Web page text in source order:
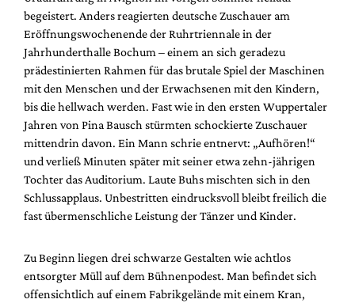
Shop / Abo
Newsletter
Redaktion
Autor:innen
Partner
Mediadaten
Suche
begeistert. Anders reagierten deutsche Zuschauer am
Eröffnungswochenende der Ruhrtriennale in der
Jahrhunderthalle Bochum – einem an sich geradezu
prädestinierten Rahmen für das brutale Spiel der Maschinen
mit den Menschen und der Erwachsenen mit den Kindern,
bis die hellwach werden. Fast wie in den ersten Wuppertaler
Jahren von Pina Bausch stürmten schockierte Zuschauer
mittendrin davon. Ein Mann schrie entnervt: „Aufhören!“
und verließ Minuten später mit seiner etwa zehn-jährigen
Tochter das Auditorium. Laute Buhs mischten sich in den
Schlussapplaus. Unbestritten eindrucksvoll bleibt freilich die
fast übermenschliche Leistung der Tänzer und Kinder.
Zu Beginn liegen drei schwarze Gestalten wie achtlos
entsorgter Müll auf dem Bühnenpodest. Man befindet sich
offensichtlich auf einem Fabrikgelände mit einem Kran,